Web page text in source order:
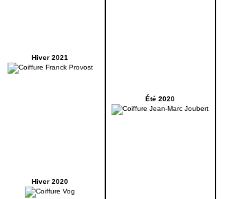
Hiver 2021
Hiver 2020
Été 2020